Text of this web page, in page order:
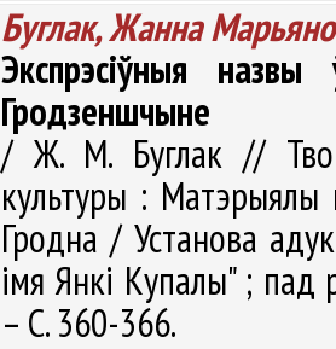
Буглак, Жанна
Экспрэсіўныя
Гродзеншчыне
/ Ж. М. Буглак //
культуры : Матэрыялы
Гродна / Установа
імя Янкі Купалы" ; пад
– С. 360-366.